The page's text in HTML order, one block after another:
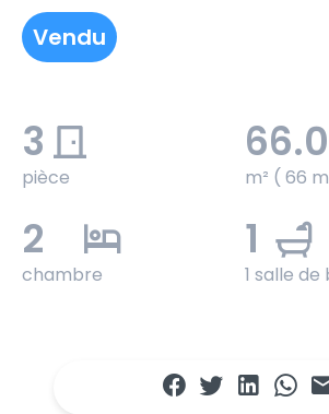
Vendu
3
pièce m² ( 66
2
chambre
1
1 salle de